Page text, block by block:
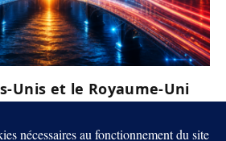
Unis et le Royaume-Uni
leurs règles sur les